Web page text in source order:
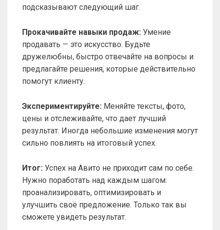
подсказывают следующий шаг.
Прокачивайте навыки продаж: Умение
продавать — это искусство. Будьте
дружелюбны, быстро отвечайте на вопросы и
предлагайте решения, которые действительно
помогут клиенту.
Экспериментируйте: Меняйте тексты, фото,
цены и отслеживайте, что дает лучший
результат. Иногда небольшие изменения могут
сильно повлиять на итоговый успех.
Итог: Успех на Авито не приходит сам по себе.
Нужно поработать над каждым шагом:
проанализировать, оптимизировать и
улучшить своё предложение. Только так вы
сможете увидеть результат.